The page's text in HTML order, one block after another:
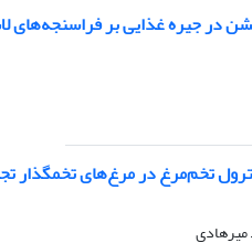
در جیره غذایی بر
تخم‌مرغ در مرغ‌های تخمگذار
میرهادی